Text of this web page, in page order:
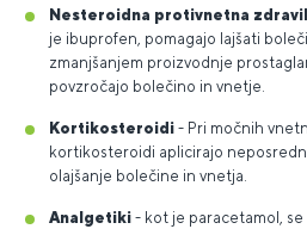
Nesteroidna protivnetna
je ibuprofen, pomagajo lajšati
zmanjšanjem proizvodnje
povzročajo bolečino in vnetje.
Kortikosteroidi - Pri močnih
kortikosteroidi aplicirajo
olajšanje bolečine in vnetja.
Analgetiki - kot je paracetamol,